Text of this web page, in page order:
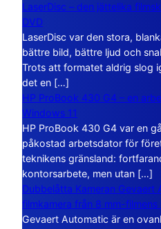
LaserDisc – den jättelika
DVD
LaserDisc var den stora,
bättre bild, bättre ljud och
Trots att formatet aldrig slog
det en […]
HP ProBook 430 G4 – en
Windows 11
HP ProBook 430 G4 var en
påkostad arbetsdator för
teknikens gränsland:
kontorsarbete, men utan […]
Dubbelåtta Kameran Gevaert
filmkamera från 8 mm-
Gevaert Automatic är en